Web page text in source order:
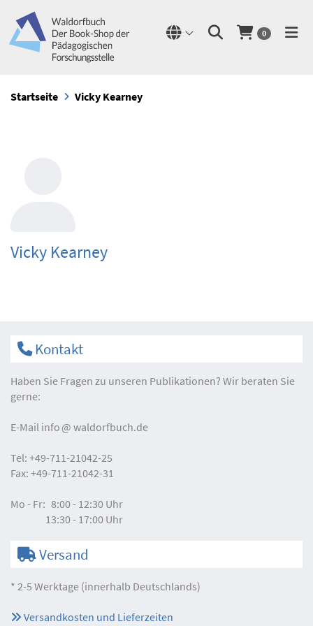
0
Startseite Vicky Kearney
Vicky Kearney
Kontakt
Haben Sie Fragen zu unseren Publikationen? Wir beraten Sie
gerne:
E-Mail info waldorfbuch.de
Tel: +49-711-21042-25
Fax: +49-711-21042-31
Mo - Fr: 8:00 - 12:30 Uhr
13:30 - 17:00 Uhr
Versand
* 2-5 Werktage (innerhalb Deutschlands)
Versandkosten und Lieferzeiten